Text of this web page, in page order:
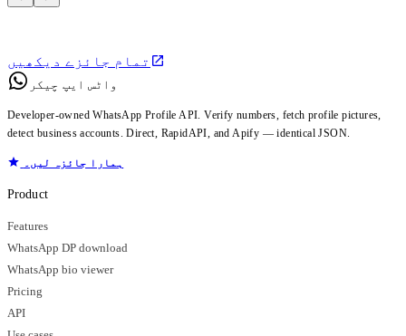
تمام جائزے دیکھیں
واٹس ایپ چیکر
Developer-owned WhatsApp Profile API. Verify numbers, fetch profile pictures,
detect business accounts. Direct, RapidAPI, and Apify — identical JSON.
ہمارا جائزہ لیں۔
Product
Features
WhatsApp DP download
WhatsApp bio viewer
Pricing
API